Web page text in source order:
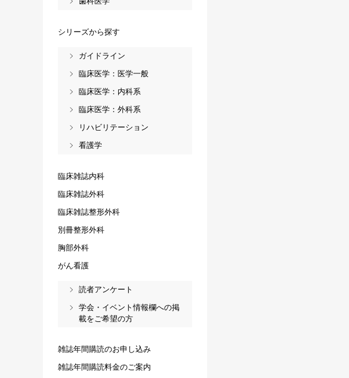
シリーズから探す
ガイドライン
臨床医学：医学一般
臨床医学：内科系
臨床医学：外科系
リハビリテーション
看護学
臨床雑誌内科
臨床雑誌外科
臨床雑誌整形外科
別冊整形外科
胸部外科
がん看護
読者アンケート
学会・イベント情報欄への掲
載をご希望の方
雑誌年間購読のお申し込み
雑誌年間購読料金のご案内